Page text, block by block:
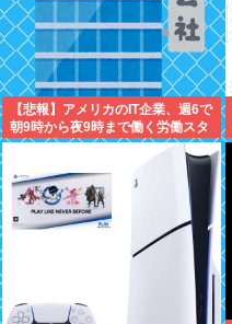
【悲報】アメリカのIT企業、週6で
朝9時から夜9時まで働く労働スタ
イルが流行り始める